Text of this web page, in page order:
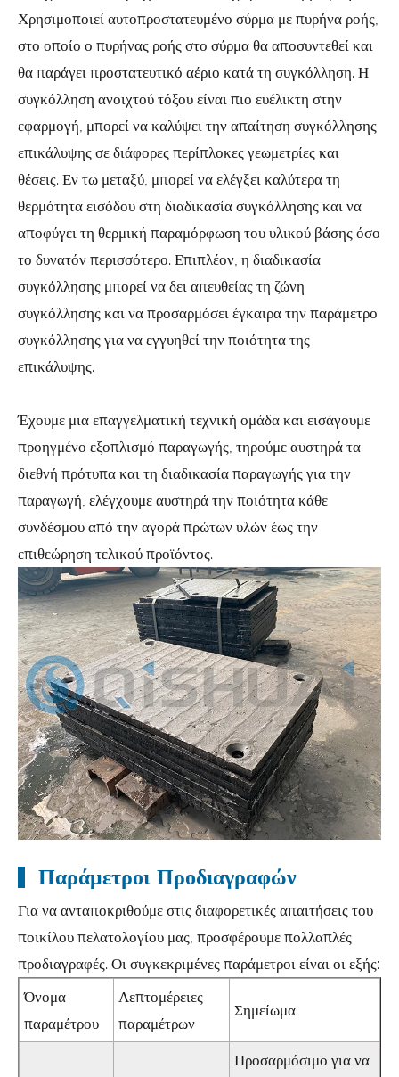
Χρησιμοποιεί αυτοπροστατευμένο σύρμα με πυρήνα ροής,
στο οποίο ο πυρήνας ροής στο σύρμα θα αποσυντεθεί και
θα παράγει προστατευτικό αέριο κατά τη συγκόλληση. Η
συγκόλληση ανοιχτού τόξου είναι πιο ευέλικτη στην
εφαρμογή, μπορεί να καλύψει την απαίτηση συγκόλλησης
επικάλυψης σε διάφορες περίπλοκες γεωμετρίες και
θέσεις. Εν τω μεταξύ, μπορεί να ελέγξει καλύτερα τη
θερμότητα εισόδου στη διαδικασία συγκόλλησης και να
αποφύγει τη θερμική παραμόρφωση του υλικού βάσης όσο
το δυνατόν περισσότερο. Επιπλέον, η διαδικασία
συγκόλλησης μπορεί να δει απευθείας τη ζώνη
συγκόλλησης και να προσαρμόσει έγκαιρα την παράμετρο
συγκόλλησης για να εγγυηθεί την ποιότητα της
επικάλυψης.
Έχουμε μια επαγγελματική τεχνική ομάδα και εισάγουμε
προηγμένο εξοπλισμό παραγωγής, τηρούμε αυστηρά τα
διεθνή πρότυπα και τη διαδικασία παραγωγής για την
παραγωγή, ελέγχουμε αυστηρά την ποιότητα κάθε
συνδέσμου από την αγορά πρώτων υλών έως την
επιθεώρηση τελικού προϊόντος.
Παράμετροι Προδιαγραφών
Για να ανταποκριθούμε στις διαφορετικές απαιτήσεις του
ποικίλου πελατολογίου μας, προσφέρουμε πολλαπλές
προδιαγραφές. Οι συγκεκριμένες παράμετροι είναι οι εξής:
Όνομα
παραμέτρου
Λεπτομέρειες
παραμέτρων
Σημείωμα
Προσαρμόσιμο για να